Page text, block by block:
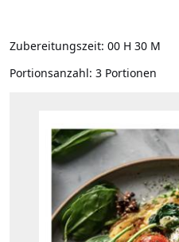
Zubereitungszeit: 00 H 30 M
Portionsanzahl: 3 Portionen